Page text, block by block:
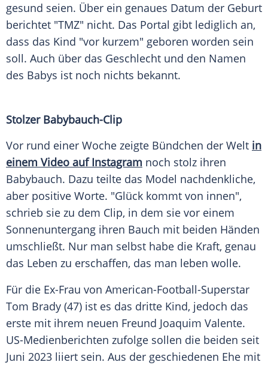
gesund seien. Über ein genaues Datum der Geburt
berichtet "TMZ" nicht. Das Portal gibt lediglich an,
dass das Kind "vor kurzem" geboren worden sein
soll. Auch über das Geschlecht und den Namen
des Babys ist noch nichts bekannt.
Stolzer Babybauch-Clip
Vor rund einer Woche zeigte Bündchen der Welt in
einem Video auf Instagram noch stolz ihren
Babybauch. Dazu teilte das Model nachdenkliche,
aber positive Worte. "Glück kommt von innen",
schrieb sie zu dem Clip, in dem sie vor einem
Sonnenuntergang ihren Bauch mit beiden Händen
umschließt. Nur man selbst habe die Kraft, genau
das Leben zu erschaffen, das man leben wolle.
Für die Ex-Frau von American-Football-Superstar
Tom Brady (47) ist es das dritte Kind, jedoch das
erste mit ihrem neuen Freund Joaquim Valente.
US-Medienberichten zufolge sollen die beiden seit
Juni 2023 liiert sein. Aus der geschiedenen Ehe mit